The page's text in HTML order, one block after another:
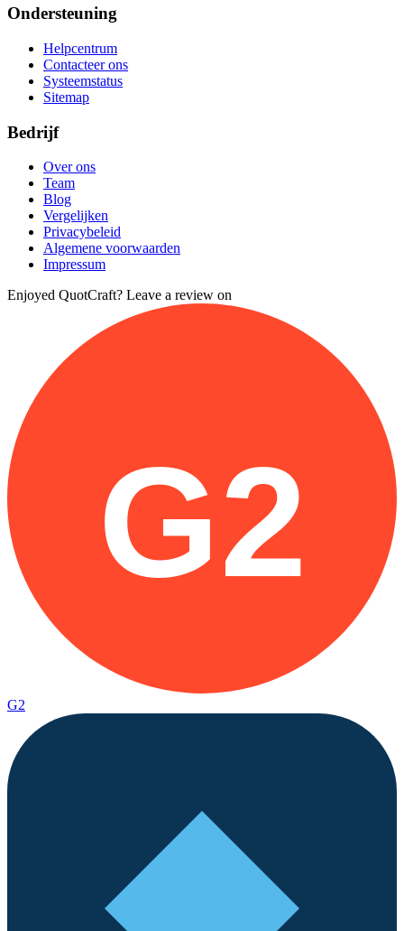
Ondersteuning
Helpcentrum
Contacteer ons
Systeemstatus
Sitemap
Bedrijf
Over ons
Team
Blog
Vergelijken
Privacybeleid
Algemene voorwaarden
Impressum
Enjoyed QuotCraft? Leave a review on
G2
G2